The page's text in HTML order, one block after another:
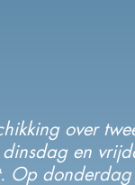
over
en
Op donderdag